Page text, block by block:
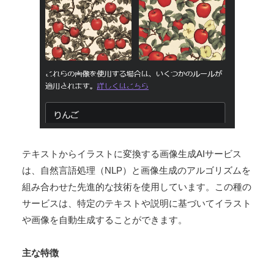
テキストからイラストに変換する画像生成AIサービス
は、自然言語処理（NLP）と画像生成のアルゴリズムを
組み合わせた先進的な技術を使用しています。この種の
サービスは、特定のテキストや説明に基づいてイラスト
や画像を自動生成することができます。
主な特徴